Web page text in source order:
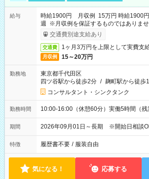
給与
時給1900円 月収例 15万円 時給1900
週 ※月収例を保証するものではありま
ービス利用可（利用条件有）
交通費別途支給あり
交通費 1ヶ月3万円を上限として実費支
月収例 15～20万円
勤務地
東京都千代田区
四ツ谷駅から徒歩2分 / 麹町駅から徒歩
コンサルタント・シンクタンク
勤務時間 10:00-16:00（休憩60分）実働5時間（残
期間 2026年09月01日～長期 ※開始日相談
特徴 履歴書不要 / 服装自由
気になる！ 応募する